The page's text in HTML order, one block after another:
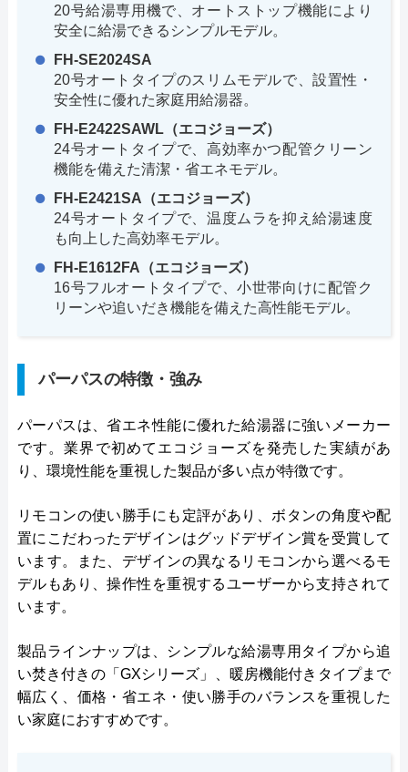
20号給湯専用機で、オートストップ機能により
安全に給湯できるシンプルモデル。
FH-SE2024SA
20号オートタイプのスリムモデルで、設置性・
安全性に優れた家庭用給湯器。
FH-E2422SAWL（エコジョーズ）
24号オートタイプで、高効率かつ配管クリーン
機能を備えた清潔・省エネモデル。
FH-E2421SA（エコジョーズ）
24号オートタイプで、温度ムラを抑え給湯速度
も向上した高効率モデル。
FH-E1612FA（エコジョーズ）
16号フルオートタイプで、小世帯向けに配管ク
リーンや追いだき機能を備えた高性能モデル。
パーパスの特徴・強み
パーパスは、省エネ性能に優れた給湯器に強いメーカー
です。業界で初めてエコジョーズを発売した実績があ
り、環境性能を重視した製品が多い点が特徴です。
リモコンの使い勝手にも定評があり、ボタンの角度や配
置にこだわったデザインはグッドデザイン賞を受賞して
います。また、デザインの異なるリモコンから選べるモ
デルもあり、操作性を重視するユーザーから支持されて
います。
製品ラインナップは、シンプルな給湯専用タイプから追
い焚き付きの「GXシリーズ」、暖房機能付きタイプまで
幅広く、価格・省エネ・使い勝手のバランスを重視した
い家庭におすすめです。